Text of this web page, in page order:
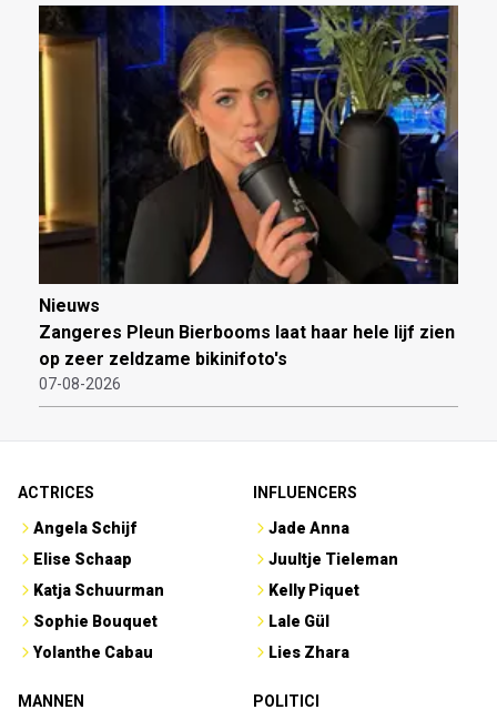
Nieuws
Zangeres Pleun Bierbooms laat haar hele lijf zien
op zeer zeldzame bikinifoto's
07-08-2026
ACTRICES
Angela Schijf
Elise Schaap
Katja Schuurman
Sophie Bouquet
Yolanthe Cabau
INFLUENCERS
Jade Anna
Juultje Tieleman
Kelly Piquet
Lale Gül
Lies Zhara
MANNEN
POLITICI